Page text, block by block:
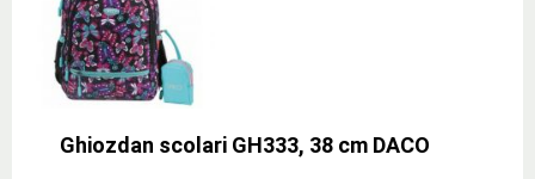
Ghiozdan scolari GH333, 38 cm DACO